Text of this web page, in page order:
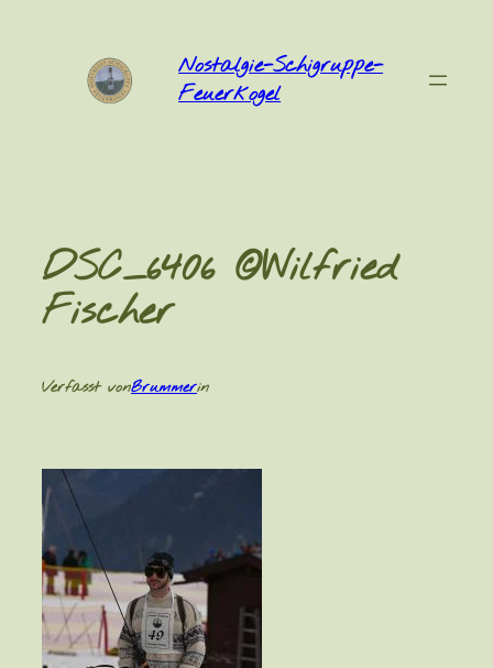
Nostalgie-Schigruppe-
Feuerkogel
DSC_6406 ©Wilfried
Fischer
Verfasst vonBrummerin